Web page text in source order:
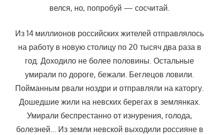
велся, но, попробуй — сосчитай.
Из 14 миллионов российских жителей отправлялось
на работу в новую столицу по 20 тысяч два раза в
год. Доходило не более половины. Остальные
умирали по дороге, бежали. Беглецов ловили.
Пойманным рвали ноздри и отправляли на каторгу.
Дошедшие жили на невских берегах в землянках.
Умирали беспрестанно от изнурения, голода,
болезней… Из земли невской выходили россияне в